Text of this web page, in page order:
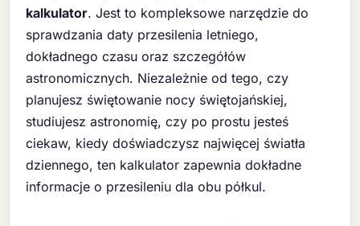
kalkulator. Jest to kompleksowe narzędzie do
sprawdzania daty przesilenia letniego,
dokładnego czasu oraz szczegółów
astronomicznych. Niezależnie od tego, czy
planujesz świętowanie nocy świętojańskiej,
studiujesz astronomię, czy po prostu jesteś
ciekaw, kiedy doświadczysz najwięcej światła
dziennego, ten kalkulator zapewnia dokładne
informacje o przesileniu dla obu półkul.